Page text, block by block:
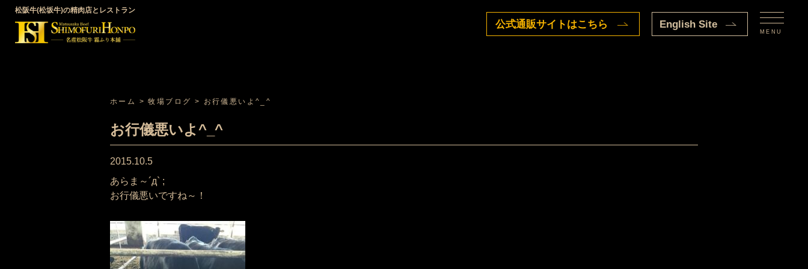
松阪牛(松坂牛)の精肉店とレストラン
公式通販サイトはこちら English Site
MENU
ホーム >牧場ブログ > お行儀悪いよ^_^
お行儀悪いよ^_^
2015.10.5
あらま～´д` ;
お行儀悪いですね～！